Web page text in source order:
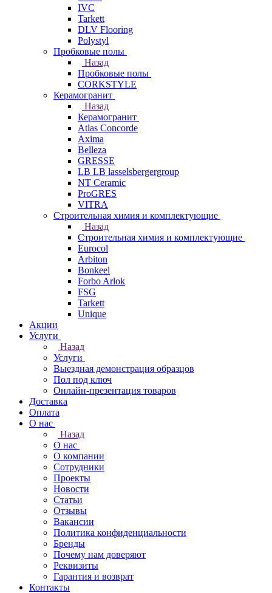
IVC
Tarkett
DLV Flooring
Polystyl
Пробковые полы
Назад
Пробковые полы
CORKSTYLE
Керамогранит
Назад
Керамогранит
Atlas Concorde
Axima
Belleza
GRESSE
LB LB lasselsbergergroup
NT Ceramic
ProGRES
VITRA
Строительная химия и комплектующие
Назад
Строительная химия и комплектующие
Eurocol
Arbiton
Bonkeel
Forbo Arlok
FSG
Tarkett
Unique
Акции
Услуги
Назад
Услуги
Выездная демонстрация образцов
Пол под ключ
Онлайн-презентация товаров
Доставка
Оплата
О нас
Назад
О нас
О компании
Сотрудники
Проекты
Новости
Статьи
Отзывы
Вакансии
Политика конфиденциальности
Бренды
Почему нам доверяют
Реквизиты
Гарантия и возврат
Контакты